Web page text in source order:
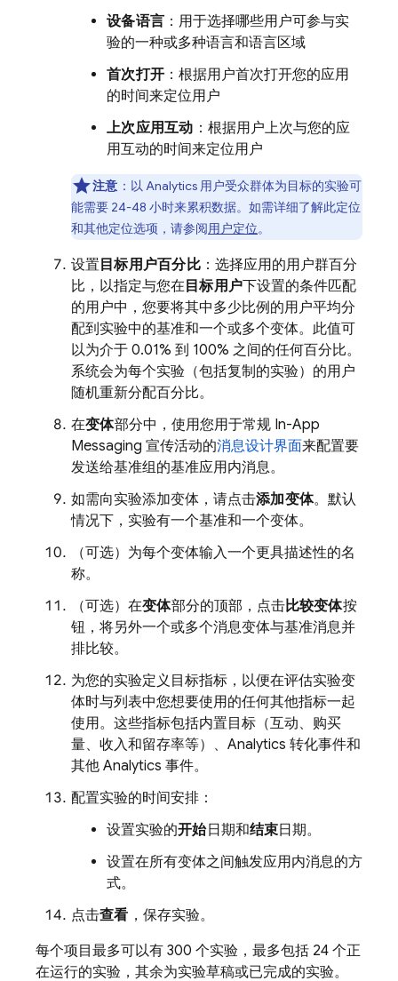
设备语言 ：用于选择哪些用户可参与实
验的一种或多种语言和语言区域
首次打开 ：根据用户首次打开您的应用
的时间来定位用户
上次应用互动 ：根据用户上次与您的应
用互动的时间来定位用户
注意 ：以 Analytics用户受众群体为目标的实验可
能需要 24-48 小时来累积数据。如需详细了解此定位
和其他定位选项，请参阅用户定位。
设置 目标用户百分比：选择应用的用户群百分
比，以指定与您在 目标用户下设置的条件匹配
的用户中，您要将其中多少比例的用户平均分
配到实验中的基准和一个或多个变体。此值可
以为介于 0.01% 到 100% 之间的任何百分比。
系统会为每个实验（包括复制的实验）的用户
随机重新分配百分比。
在变体部分中，使用您用于常规 In-App
Messaging 宣传活动的消息设计界面来配置要
发送给基准组的基准应用内消息。
如需向实验添加变体，请点击添加变体。默认
情况下，实验有一个基准和一个变体。
（可选）为每个变体输入一个更具描述性的名
称。
（可选）在变体部分的顶部，点击比较变体按
钮，将另外一个或多个消息变体与基准消息并
排比较。
为您的实验定义目标指标，以便在评估实验变
体时与列表中您想要使用的任何其他指标一起
使用。这些指标包括内置目标（互动、购买
量、收入和留存率等）、 Analytics 转化事件和
其他 Analytics 事件。
配置实验的时间安排：
设置实验的开始日期和结束日期。
设置在所有变体之间触发应用内消息的方
式。
点击查看 ，保存实验。
每个项目最多可以有 300 个实验，最多包括 24 个正
在运行的实验，其余为实验草稿或已完成的实验。